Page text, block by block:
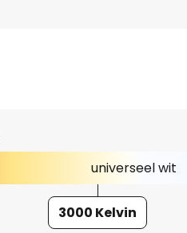
universeel wit
3000 Kelvin